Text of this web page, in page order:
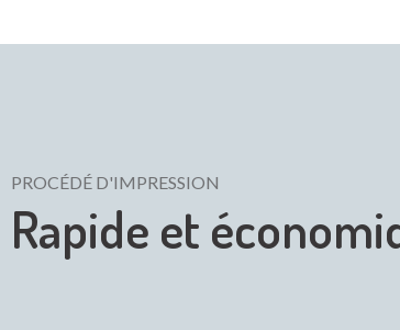
PROCÉDÉ D'IMPRESSION
Rapide et